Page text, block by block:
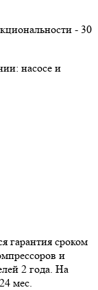
- 30
насосе и
гарантия сроком
и
2 года. На
мес.